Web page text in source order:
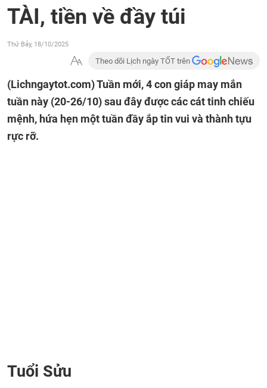
TÀI, tiền về đầy túi
Thứ Bảy, 18/10/2025
Theo dõi Lịch ngày TỐT trên
(Lichngaytot.com)Tuần mới, 4 con giáp may mắn
tuần này (20-26/10) sau đây được các cát tinh chiếu
mệnh, hứa hẹn một tuần đầy ắp tin vui và thành tựu
rực rỡ.
Tuổi Sửu